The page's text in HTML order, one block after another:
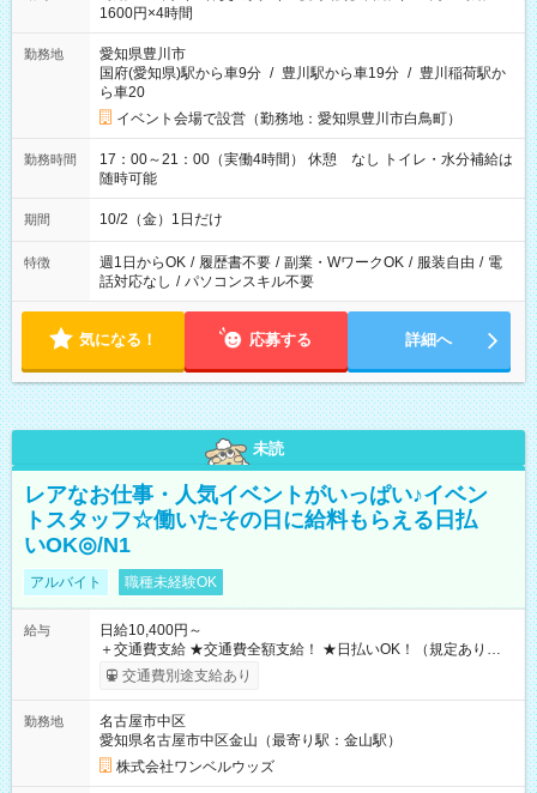
1600円×4時間
勤務地
愛知県豊川市
国府(愛知県)駅から車9分 / 豊川駅から車19分 / 豊川稲荷駅か
ら車20
イベント会場で設営（勤務地：愛知県豊川市白鳥町）
勤務時間
17：00～21：00（実働4時間） 休憩 なし トイレ・水分補給は
随時可能
期間 10/2（金）1日だけ
特徴 週1日からOK / 履歴書不要 / 副業・WワークOK / 服装自由 / 電
話対応なし / パソコンスキル不要
気になる！ 応募する 詳細へ
未読
レアなお仕事・人気イベントがいっぱい♪イベン
トスタッフ☆働いたその日に給料もらえる日払
いOK◎/N1
アルバイト 職種未経験OK
給与
日給10,400円～
＋交通費支給 ★交通費全額支給！ ★日払いOK！（規定あり） ┗
働いたその日に現金GET♪ お仕事後はコンビニATMから 日払
交通費別途支給あり
勤務地
名古屋市中区
愛知県名古屋市中区金山（最寄り駅：金山駅）
株式会社ワンベルウッズ